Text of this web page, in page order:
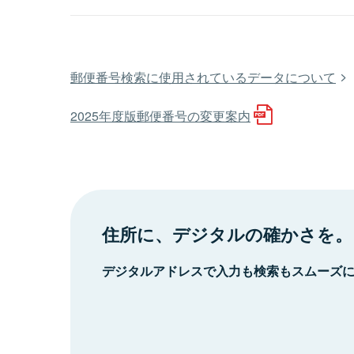
郵便番号検索に使用されているデータについて
2025年度版郵便番号の変更案内
住所に、デジタルの確かさを。
デジタルアドレスで入力も検索もスムーズ